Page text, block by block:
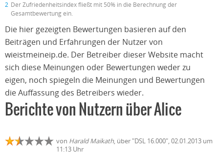
2 Der Zufriedenheitsindex fließt mit 50% in die Berechnung der
Gesamtbewertung ein.
Die hier gezeigten Bewertungen basieren auf den
Beiträgen und Erfahrungen der Nutzer von
wieistmeineip.de. Der Betreiber dieser Website macht
sich diese Meinungen oder Bewertungen weder zu
eigen, noch spiegeln die Meinungen und Bewertungen
die Auffassung des Betreibers wieder.
Berichte von Nutzern über Alice
von Harald Maikath, über "DSL 16.000", 02.01.2013 um
11:13 Uhr